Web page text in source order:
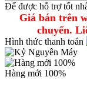
Để được hỗ trợ tốt
Giá bán trên
chuyển.
Hình thức thanh toán
Hàng mới 100%